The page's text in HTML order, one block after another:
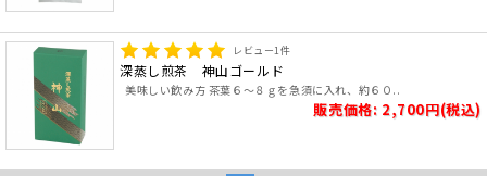
レビュー1件
深蒸し煎茶 神山ゴールド
美味しい飲み方 茶葉６～８ｇを急須に入れ、約６０..
販売価格: 2,700円(税込)